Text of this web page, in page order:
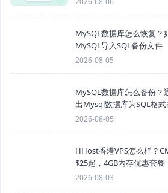
MySQL数据库怎么恢复
MySQL导入SQL备份文件
2026-08-05
MySQL数据库怎么备份
出Mysql数据库为SQL格
2026-08-05
HHost香港VPS怎么样？
$25起，4GB内存优惠套餐
2026-08-03